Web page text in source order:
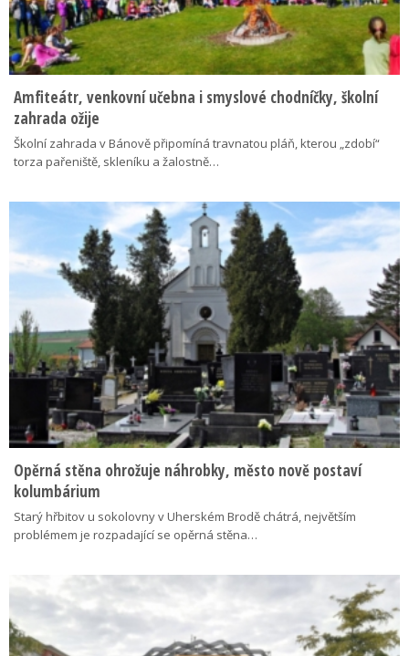
Amfiteátr, venkovní učebna i smyslové chodníčky, školní
zahrada ožije
Školní zahrada v Bánově připomíná travnatou pláň, kterou „zdobí“
torza pařeniště, skleníku a žalostně…
Opěrná stěna ohrožuje náhrobky, město nově postaví
kolumbárium
Starý hřbitov u sokolovny v Uherském Brodě chátrá, největším
problémem je rozpadající se opěrná stěna…